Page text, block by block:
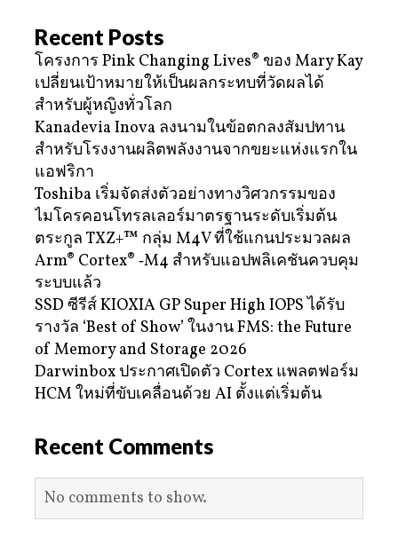
Recent Posts
โครงการ Pink Changing Lives® ของ Mary Kay
เปลี่ยนเป้าหมายให้เป็นผลกระทบที่วัดผลได้
สำหรับผู้หญิงทั่วโลก
Kanadevia Inova ลงนามในข้อตกลงสัมปทาน
สำหรับโรงงานผลิตพลังงานจากขยะแห่งแรกใน
แอฟริกา
Toshiba เริ่มจัดส่งตัวอย่างทางวิศวกรรมของ
ไมโครคอนโทรลเลอร์มาตรฐานระดับเริ่มต้น
ตระกูล TXZ+™ กลุ่ม M4V ที่ใช้แกนประมวลผล
Arm® Cortex® ‑M4 สำหรับแอปพลิเคชันควบคุม
ระบบแล้ว
SSD ซีรีส์ KIOXIA GP Super High IOPS ได้รับ
รางวัล ‘Best of Show’ ในงาน FMS: the Future
of Memory and Storage 2026
Darwinbox ประกาศเปิดตัว Cortex แพลตฟอร์ม
HCM ใหม่ที่ขับเคลื่อนด้วย AI ตั้งแต่เริ่มต้น
Recent Comments
No comments to show.